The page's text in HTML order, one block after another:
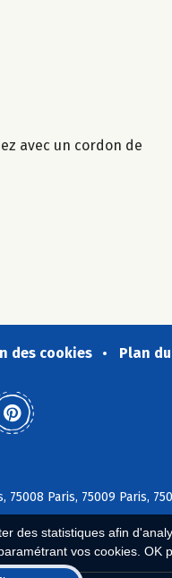
des statistiques afin
vos cookies. OK
avec un cordon de
des cookies Plan
Paris, 75009 Paris,